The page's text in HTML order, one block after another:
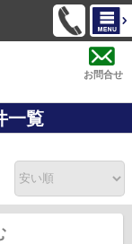
お問合せ
一覧